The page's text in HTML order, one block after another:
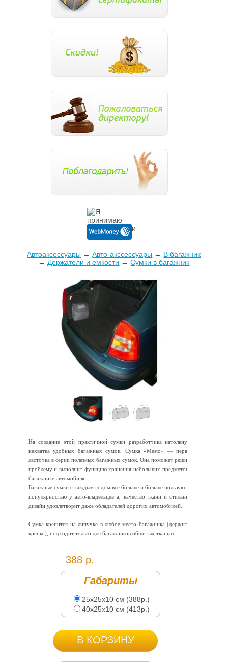
Автоаксессуары →Авто-акссессуары → В багажник
→ Держатели и емкости →Сумки в багажник
На создание этой практичной сумки разработчика натолкнула
нехватка удобных багажных сумок. Сумка «Mesto» — первая
ласточка в серии полезных багажных сумок. Она поможет решить
проблему и выполнит функцию хранения небольших предметов в
багажнике автомобиля.
Багажные сумки с каждым годом все больше и больше пользуются
популярностью у авто-владельцев а, качество ткани и стильный
дизайн удовлетворит даже обладателей дорогих автомобилей.
Сумка крепится на липучке в любое место багажника (держится
крепко), подходит только для багажников обшитых тканью.
388 р.
Габариты
25х25х10 см (388р.)
40х25х10 см (413р.)
В КОРЗИНУ